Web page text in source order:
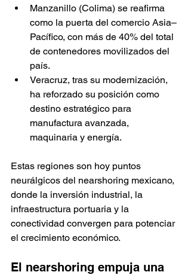
Manzanillo (Colima) se reafirma
como la puerta del comercio Asia–
Pacífico, con más de 40% del total
de contenedores movilizados del
país.
Veracruz, tras su modernización,
ha reforzado su posición como
destino estratégico para
manufactura avanzada,
maquinaria y energía.
Estas regiones son hoy puntos
neurálgicos del nearshoring mexicano,
donde la inversión industrial, la
infraestructura portuaria y la
conectividad convergen para potenciar
el crecimiento económico.
El nearshoring empuja una